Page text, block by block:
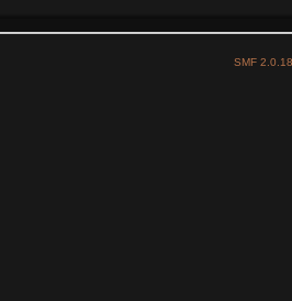
SMF 2.0.18